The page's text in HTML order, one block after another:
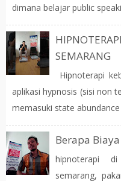
dimana belajar public
SEMARANG
Hipnoterapi
aplikasi hypnosis (sisi non
memasuki state abundance
Berapa
hipnoterapi
semarang,